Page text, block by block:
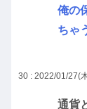
俺の
ちゃ
30 : 2022/01/27(
通貨